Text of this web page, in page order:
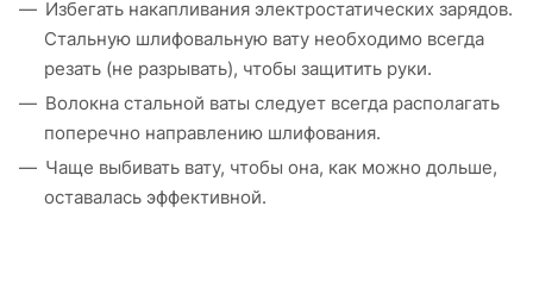
Избегать накапливания электростатических зарядов.
Стальную шлифовальную вату необходимо всегда
резать (не разрывать), чтобы защитить руки.
Волокна стальной ваты следует всегда располагать
поперечно направлению шлифования.
Чаще выбивать вату, чтобы она, как можно дольше,
оставалась эффективной.